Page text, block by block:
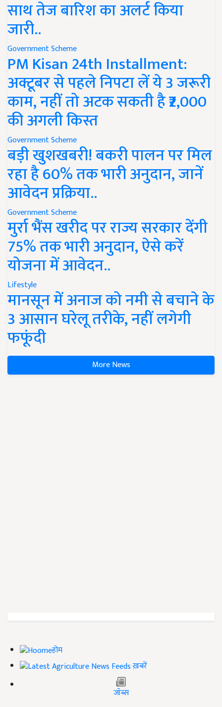
साथ तेज बारिश का अलर्ट किया
जारी..
Government Scheme
PM Kisan 24th Installment:
अक्टूबर से पहले निपटा लें ये 3 जरूरी
काम, नहीं तो अटक सकती है ₹2,000
की अगली किस्त
Government Scheme
बड़ी खुशखबरी! बकरी पालन पर मिल
रहा है 60% तक भारी अनुदान, जानें
आवेदन प्रक्रिया..
Government Scheme
मुर्रा भैंस खरीद पर राज्य सरकार देंगी
75% तक भारी अनुदान, ऐसे करें
योजना में आवेदन..
Lifestyle
मानसून में अनाज को नमी से बचाने के
3 आसान घरेलू तरीके, नहीं लगेगी
फफूंदी
More News
होम
ख़बरें
जॉब्स